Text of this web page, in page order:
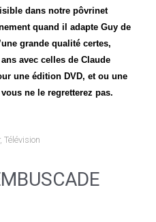
dans notre pôvrinet
quand il adapte Guy de
grande qualité certes,
avec celles de Claude
une édition DVD, et ou une
ne le regretterez pas.
,Télévision